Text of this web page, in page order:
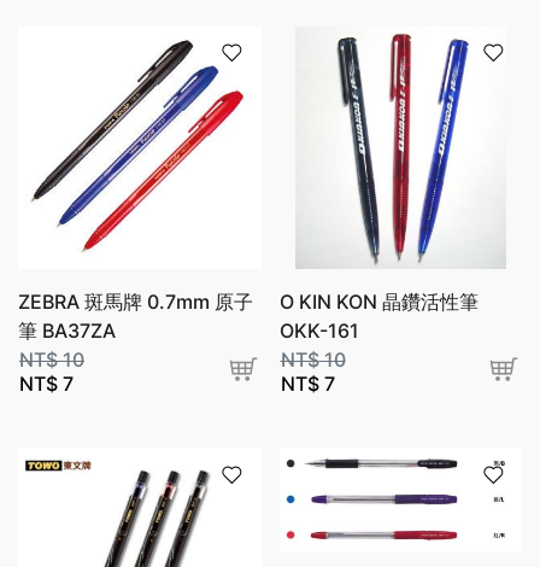
ZEBRA 斑馬牌 0.7mm 原子
筆 BA37ZA
NT$10
NT$ 7
O KIN KON 晶鑽活性筆
OKK-161
NT$10
NT$7